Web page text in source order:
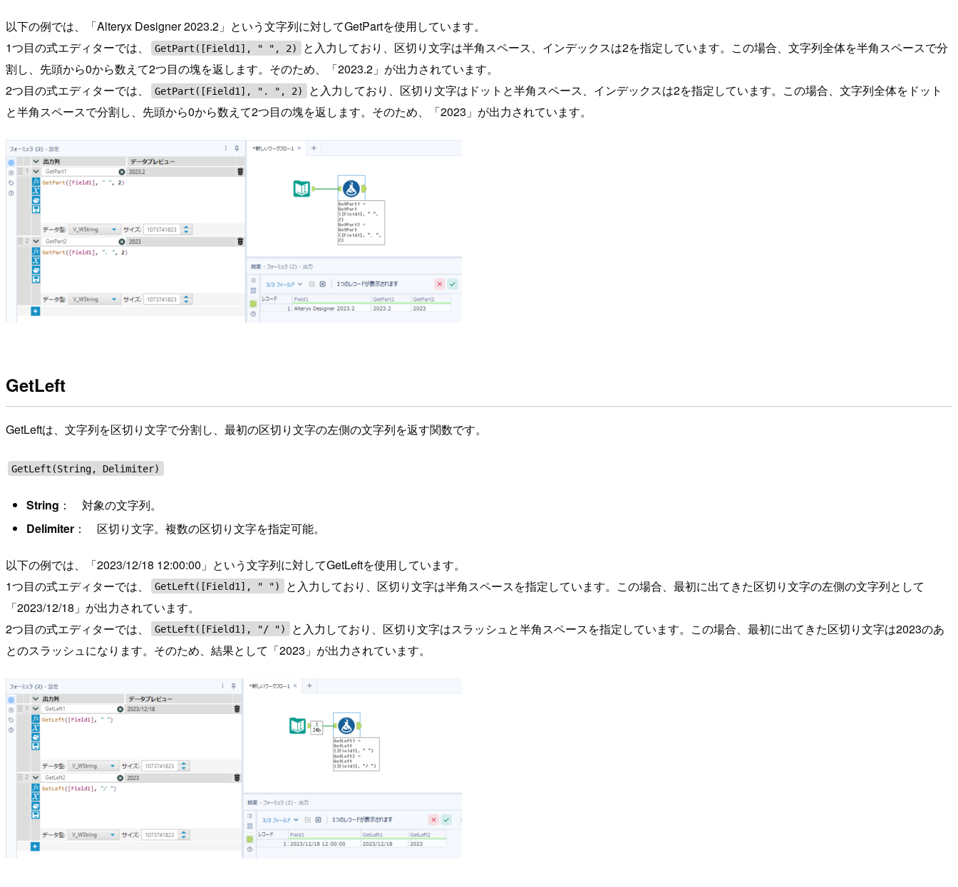
以下の例では、「Alteryx Designer 2023.2」という文字列に対してGetPartを使用しています。
1つ目の式エディターでは、
GetPart([Field1], " ", 2)
と入力しており、区切り文字は半角スペース、インデックスは2を指定しています。この場合、文字列全体を半角スペースで分
割し、先頭から0から数えて2つ目の塊を返します。そのため、「2023.2」が出力されています。
2つ目の式エディターでは、
GetPart([Field1], ". ", 2)
と入力しており、区切り文字はドットと半角スペース、インデックスは2を指定しています。この場合、文字列全体をドット
と半角スペースで分割し、先頭から0から数えて2つ目の塊を返します。そのため、「2023」が出力されています。
GetLeft
GetLeftは、文字列を区切り文字で分割し、最初の区切り文字の左側の文字列を返す関数です。
GetLeft(String, Delimiter)
String ： 対象の文字列。
Delimiter： 区切り文字。複数の区切り文字を指定可能。
以下の例では、「2023/12/18 12:00:00」という文字列に対してGetLeftを使用しています。
1つ目の式エディターでは、
GetLeft([Field1], " ")
と入力しており、区切り文字は半角スペースを指定しています。この場合、最初に出てきた区切り文字の左側の文字列として
「2023/12/18」が出力されています。
2つ目の式エディターでは、
GetLeft([Field1], "/ ")
と入力しており、区切り文字はスラッシュと半角スペースを指定しています。この場合、最初に出てきた区切り文字は2023のあ
とのスラッシュになります。そのため、結果として「2023」が出力されています。